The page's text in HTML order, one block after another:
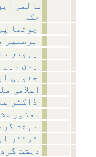
عالمی
حکم
اسلامی
معذور
دہشت